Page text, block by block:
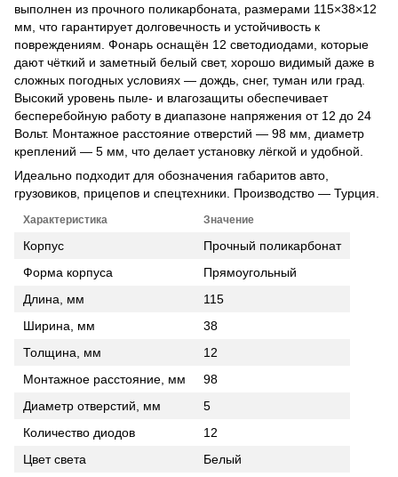
выполнен из прочного поликарбоната, размерами 115×38×12
мм, что гарантирует долговечность и устойчивость к
повреждениям. Фонарь оснащён 12 светодиодами, которые
дают чёткий и заметный белый свет, хорошо видимый даже в
сложных погодных условиях — дождь, снег, туман или град.
Высокий уровень пыле- и влагозащиты обеспечивает
бесперебойную работу в диапазоне напряжения от 12 до 24
Вольт. Монтажное расстояние отверстий — 98 мм, диаметр
креплений — 5 мм, что делает установку лёгкой и удобной.
Идеально подходит для обозначения габаритов авто,
грузовиков, прицепов и спецтехники. Производство — Турция.
Характеристика Значение
Корпус
Прочный поликарбонат
Форма корпуса
Прямоугольный
Длина, мм
115
Ширина, мм
38
Толщина, мм
12
Монтажное расстояние, мм
98
Диаметр отверстий, мм
5
Количество диодов
12
Цвет света
Белый